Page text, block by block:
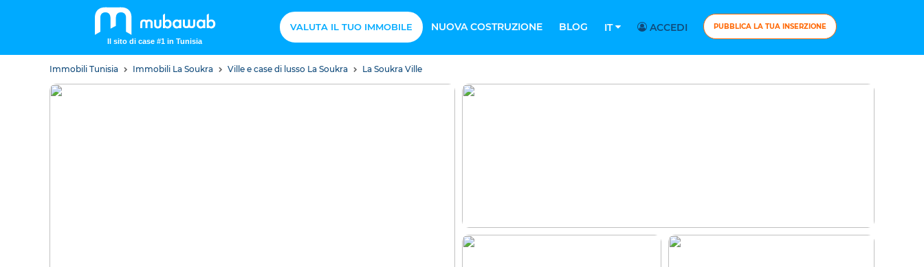
Il sito di case #1 in Tunisia
VALUTA IL TUO IMMOBILE NUOVA COSTRUZIONE BLOG IT ACCEDI PUBBLICA LA TUA INSERZIONE
Immobili Tunisia Immobili La Soukra Ville e case di lusso La Soukra La Soukra Ville